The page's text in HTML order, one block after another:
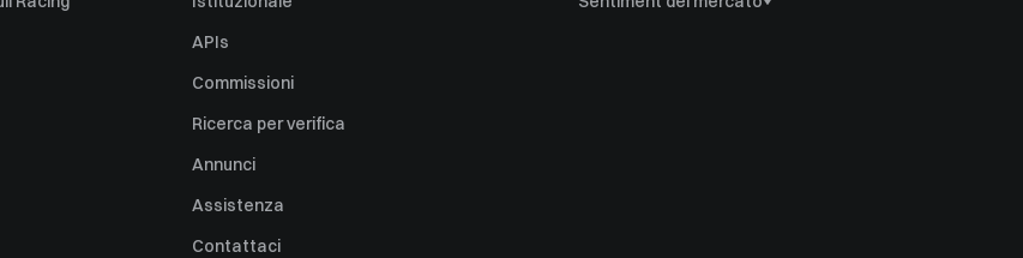
APIs
Commissioni
Ricerca per verifica
Annunci
Assistenza
Contattaci